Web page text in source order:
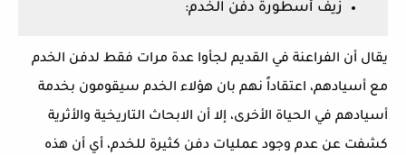
زيف أسطورة دفن الخدم:
يقال أن الفراعنة في القديم لجأوا عدة مرات فقط لدفن الخدم
مع أسيادهم، اعتقاداً نهم بان هؤلاء الخدم سيقومون بخدمة
أسيادهم في الحياة الأخرى، إلا أن الابحاث التاريخية والأثرية
كشفت عن عدم وجود عمليات دفن كثيرة للخدم، أي أن هذه